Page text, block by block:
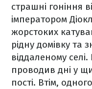
страшні гоніння
імператором
жорстоких
рідну домівку та
віддаленому
проводив дні у
пості. Втім,